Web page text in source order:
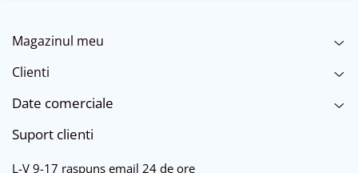
Magazinul meu
Clienti
Date comerciale
Suport clienti
L-V 9-17 raspuns email 24 de ore